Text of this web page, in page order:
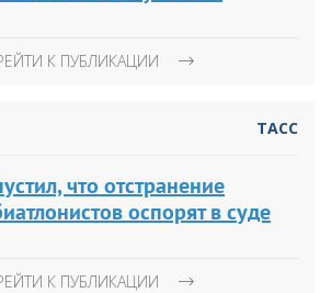
К ПУБЛИКАЦИИ
ТАСС
что отстранение
оспорят в суде
К ПУБЛИКАЦИИ